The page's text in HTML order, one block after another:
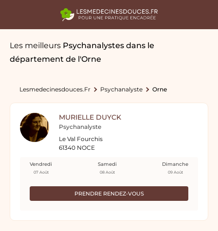
Les meilleurs Psychanalystes dans le
département de l'Orne
Lesmedecinesdouces.fr Psychanalyste Orne
MURIELLE DUYCK
Psychanalyste
Le Val Fourchis
61340 NOCE
PRENDRE RENDEZ-VOUS
Vendredi
07 Août
Samedi
08 Août
Dimanche
09 Août